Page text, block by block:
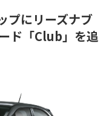
プにリーズナブ
ド「Club」を追